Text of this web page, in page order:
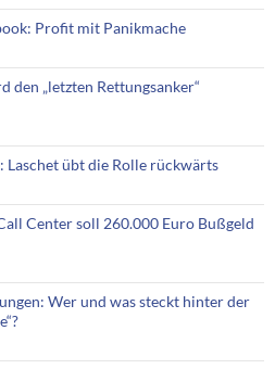
Profit mit Panikmache
den „letzten Rettungsanker“
übt die Rolle rückwärts
Center soll 260.000 Euro Bußgeld
Wer und was steckt hinter der